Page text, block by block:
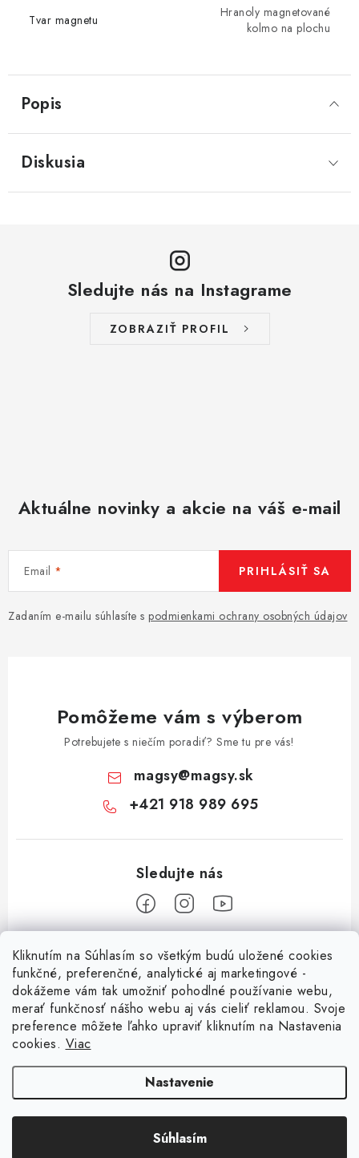
Kliknutím na Súhlasím so všetkým budú uložené cookies
funkčné, preferenčné, analytické aj marketingové -
dokážeme vám tak umožniť pohodlné používanie webu,
merať funkčnosť nášho webu aj vás cieliť reklamou. Svoje
preference môžete ľahko upraviť kliknutím na Nastavenia
cookies. Viac
Nastavenie
Súhlasím
Popis
Tvar magnetu
Hranoly magnetované
kolmo na plochu
Diskusia
Sledujte nás na Instagrame
ZOBRAZIŤ PROFIL
Aktuálne novinky a akcie na váš e-mail
Email
Zadaním e-mailu súhlasíte s podmienkami ochrany osobných údajov
PRIHLÁSIŤ SA
Pomôžeme vám s výberom
Potrebujete s niečím poradiť? Sme tu pre vás!
magsy@magsy.sk
+421 918 989 695
Informácie pre vás
O nás
Obchodné podmienky
Facebook
. Všetky práva vyhradené.